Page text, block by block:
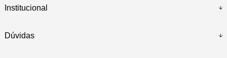
Institucional
Dúvidas